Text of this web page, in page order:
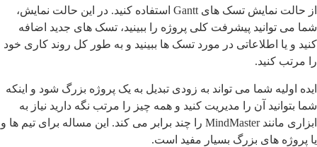
از حالت نمایش تسک های Gantt استفاده کنید. در این حالت نمایش،
توانید پیشرفت کلی پروژه را ببینید، تسک های جدید اضافه
یا اطلاعاتی در مورد تسک ها ببینید و به طور کل روند کاری خود
کنید.
شما می تواند به زودی تبدیل به یک پروژه بزرگ شود و اینکه
آن را مدیریت کنید و همه چیز را مرتب نگه دارید نیاز به
ابزاری مانند MindMaster را چند برابر می کند. این مساله برای تیم ها و
های بزرگ بسیار مفید است.